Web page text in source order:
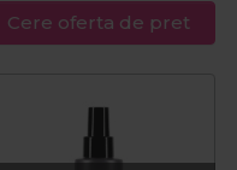
Complex 10 fiole x 15ml
Cere oferta de pret